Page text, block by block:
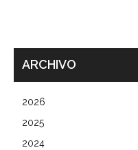
ARCHIVO
2026
2025
2024